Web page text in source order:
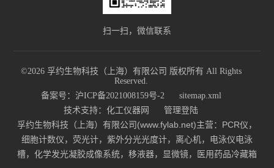
扫一扫，微信联系
©2026 孚约生物科技（上海）有限公司 版权所有 All Rights
Reserved.
备案号：沪ICP备2021008159号-2
sitemap.xml
技术支持： 化工仪器网 管理登陆
孚约生物科技（上海）有限公司(www.fylab.net)主营：PCR仪，
细胞计数仪，荧光计，紫外分光光度计，离心机，电泳仪电泳
槽，化学发光凝胶成像系统，移液器，显微镜，医用药品冷藏箱